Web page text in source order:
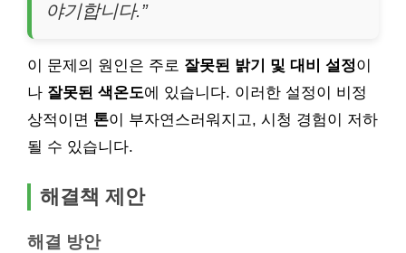
야기합니다.”
이 문제의 원인은 주로 잘못된 밝기 및 대비 설정이
나 잘못된 색온도에 있습니다. 이러한 설정이 비정
상적이면 톤이 부자연스러워지고, 시청 경험이 저하
될 수 있습니다.
해결책 제안
해결 방안